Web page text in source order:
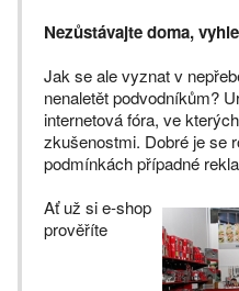
Nezůstávajte doma,
Jak se ale vyznat v
nenaletět podvodníkům?
internetová fóra, ve
zkušenostmi. Dobré je se
podmínkách případné
Ať už si e-shop
prověříte